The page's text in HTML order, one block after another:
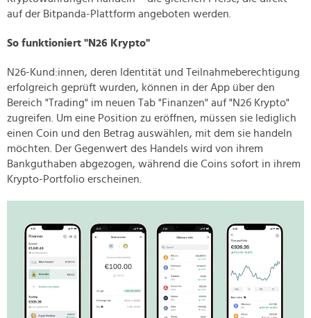
auf der Bitpanda-Plattform angeboten werden.
So funktioniert "N26 Krypto"
N26-Kund:innen, deren Identität und Teilnahmeberechtigung
erfolgreich geprüft wurden, können in der App über den
Bereich "Trading" im neuen Tab "Finanzen" auf "N26 Krypto"
zugreifen. Um eine Position zu eröffnen, müssen sie lediglich
einen Coin und den Betrag auswählen, mit dem sie handeln
möchten. Der Gegenwert des Handels wird von ihrem
Bankguthaben abgezogen, während die Coins sofort in ihrem
Krypto-Portfolio erscheinen.